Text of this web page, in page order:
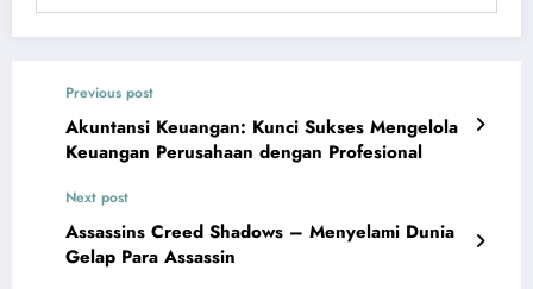
Previous post
Akuntansi Keuangan: Kunci Sukses Mengelola
Keuangan Perusahaan dengan Profesional
Next post
Assassins Creed Shadows – Menyelami Dunia
Gelap Para Assassin